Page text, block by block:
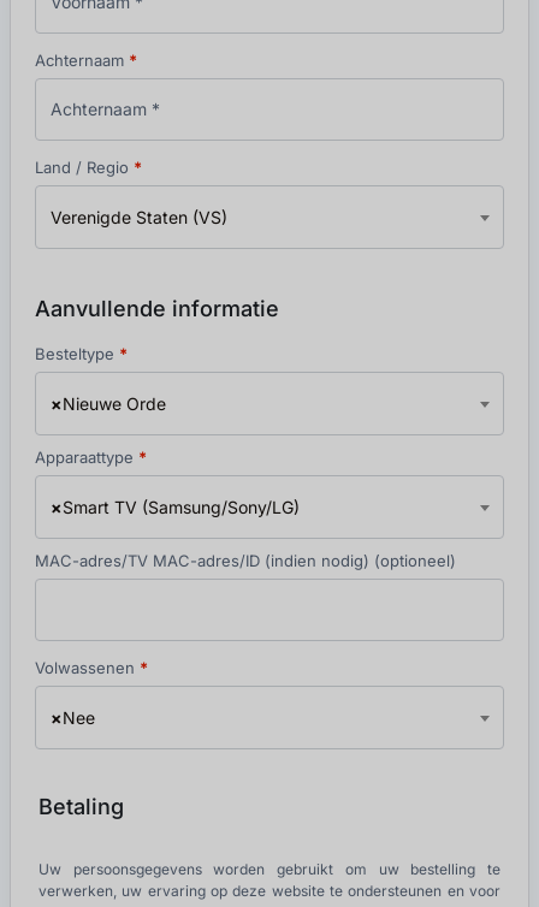
Achternaam *
Land / Regio *
Verenigde Staten (VS)
Aanvullende informatie
Besteltype *
×Nieuwe Orde
Apparaattype *
×Smart TV (Samsung/Sony/LG)
MAC-adres/TV MAC-adres/ID (indien nodig) (optioneel)
Volwassenen *
×Nee
Betaling
Uw persoonsgegevens worden gebruikt om uw bestelling te
verwerken, uw ervaring op deze website te ondersteunen en voor